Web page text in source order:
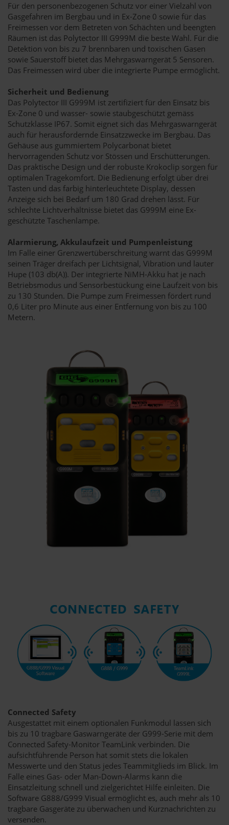
Für den personenbezogenen Schutz vor einer Vielzahl von
Gasgefahren im Bergbau und in Ex-Zone 0 sowie für das
Freimessen vor dem Betreten von Schächten und beengten
Räumen ist das Polytector III G999M die beste Wahl. Für die
Detektion von bis zu 7 brennbaren und toxischen Gasen
sowie Sauerstoff bietet das Mehrgaswarngerät 5 Sensoren.
Das Freimessen wird über die integrierte Pumpe ermöglicht.
Sicherheit und Bedienung
Das Polytector III G999M ist zertifiziert für den Einsatz bis
Ex-Zone 0 und wasser- sowie staubgeschützt gemäss
Schutzklasse IP67. Somit eignet sich das Mehrgaswarngerät
auch für herausfordernde Einsatzzwecke im Bergbau. Das
Gehäuse aus gummiertem Polycarbonat bietet
hervorragenden Schutz vor Stössen und Erschütterungen.
Das praktische Design und der robuste Krokoclip sorgen für
optimalen Tragekomfort. Die Bedienung erfolgt über drei
Tasten und das farbig hinterleuchtete Display, dessen
Anzeige sich bei Bedarf um 180 Grad drehen lässt. Für
schlechte Lichtverhältnisse bietet das G999M eine Ex-
geschützte Taschenlampe.
Alarmierung, Akkulaufzeit und Pumpenleistung
Im Falle einer Grenzwertüberschreitung warnt das G999M
seinen Träger dreifach per Lichtsignal, Vibration und lauter
Hupe (103 db(A)). Der integrierte NiMH-Akku hat je nach
Betriebsmodus und Sensorbestückung eine Laufzeit von bis
zu 130 Stunden. Die Pumpe zum Freimessen fördert rund
0,6 Liter pro Minute aus einer Entfernung von bis zu 100
Metern.
Connected Safety
Ausgestattet mit einem optionalen Funkmodul lassen sich
bis zu 10 tragbare Gaswarngeräte der G999-Serie mit dem
Connected Safety-Monitor TeamLink verbinden. Die
aufsichtführende Person hat somit stets die lokalen
Messwerte und den Status jedes Teammitglieds im Blick. Im
Falle eines Gas- oder Man-Down-Alarms kann die
Einsatzleitung schnell und zielgerichtet Hilfe einleiten. Die
Software G888/G999 Visual ermöglicht es, auch mehr als 10
tragbare Gasgeräte zu überwachen und Kurznachrichten zu
versenden.